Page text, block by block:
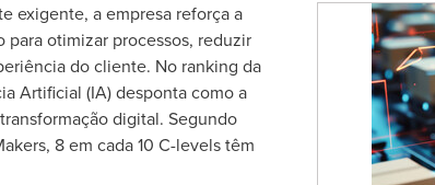
exigente, a empresa reforça a
para otimizar processos, reduzir
do cliente. No ranking da
Artificial (IA) desponta como a
digital. Segundo
8 em cada 10 C-levels têm